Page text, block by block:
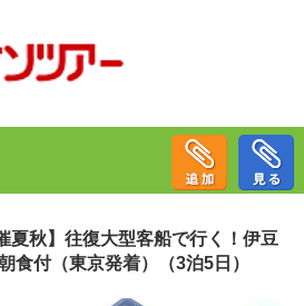
秋】往復大型客船で行く！伊豆
食付（東京発着）（3泊5日）